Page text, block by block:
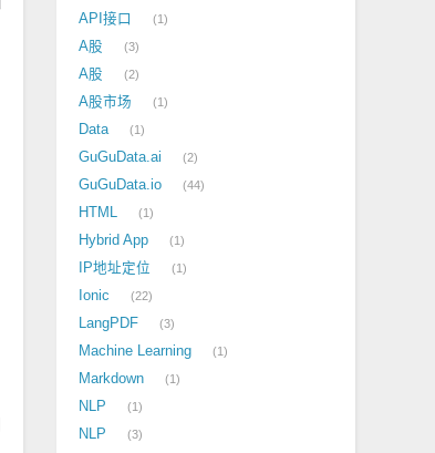
API接口 1
A股 3
A股 2
A股市场 1
Data 1
GuGuData.ai 2
GuGuData.io 44
HTML 1
Hybrid App 1
IP地址定位 1
Ionic 22
LangPDF 3
Machine Learning 1
Markdown 1
NLP 1
NLP 3